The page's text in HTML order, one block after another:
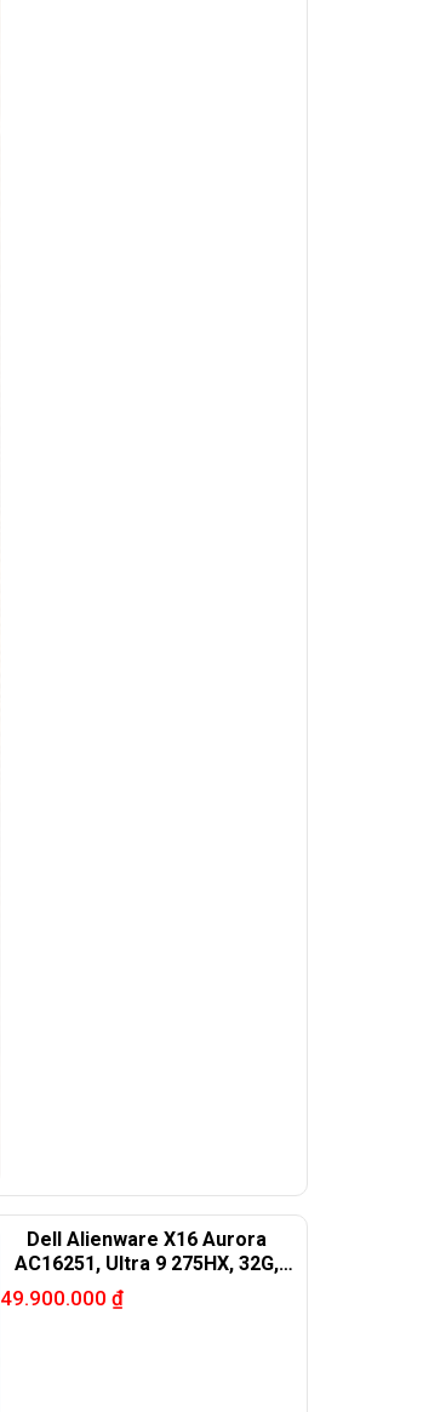
Dell Alienware X16 Aurora
AC16251, Ultra 9 275HX, 32G,
1TB, RTX 5070, 16in QHD+
240Hz
49.900.000 ₫